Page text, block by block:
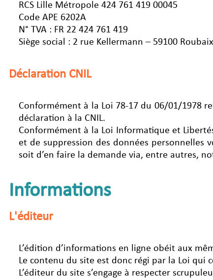
RCS Lille Métropole 424 761 419 00045
Code APE 6202A
N° TVA : FR 22 424 761 419
Siège social : 2 rue Kellermann – 59100
Déclaration CNIL
Conformément à la Loi 78-17 du 06/01/1978
déclaration à la CNIL.
Conformément à la Loi Informatique et
et de suppression des données personnelles
soit d’en faire la demande via, entre autres,
Informations
L'éditeur
L’édition d’informations en ligne obéit aux
Le contenu du site est donc régi par la Loi qui
L’éditeur du site s’engage à respecter